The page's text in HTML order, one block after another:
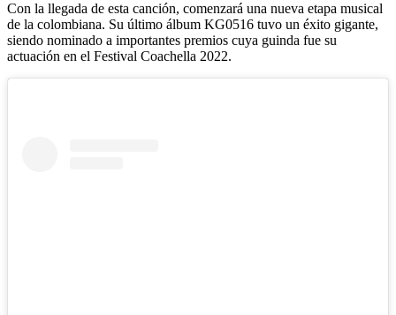
Con la llegada de esta canción, comenzará una nueva etapa musical
de la colombiana. Su último álbum KG0516 tuvo un éxito gigante,
siendo nominado a importantes premios cuya guinda fue su
actuación en el Festival Coachella 2022.